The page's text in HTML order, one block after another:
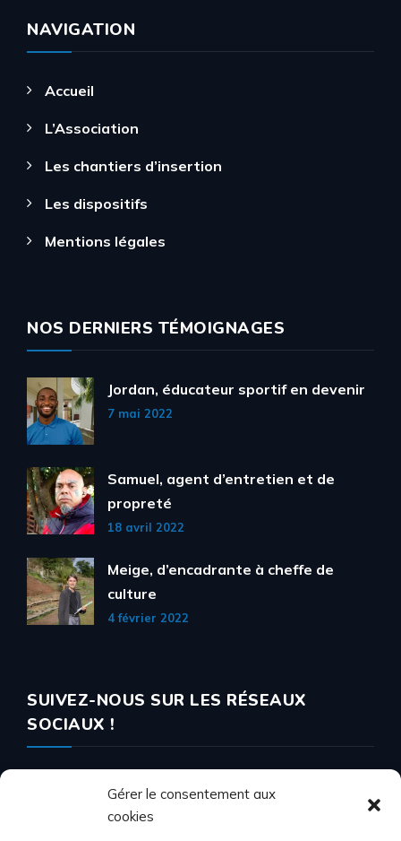
Gérer le consentement aux
cookies
NAVIGATION
Accueil
L’Association
Les chantiers d’insertion
Les dispositifs
Mentions légales
NOS DERNIERS TÉMOIGNAGES
Jordan, éducateur sportif en devenir
7 mai 2022
Samuel, agent d’entretien et de
propreté
18 avril 2022
Meige, d’encadrante à cheffe de
culture
4 février 2022
SUIVEZ-NOUS SUR LES RÉSEAUX
SOCIAUX !